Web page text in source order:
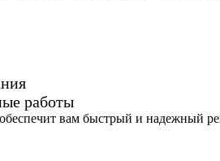
работы
вам быстрый и надежный